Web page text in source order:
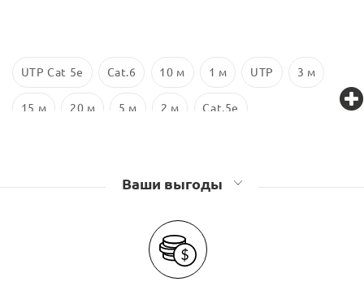
UTP Cat 5e Cat.6 10 м 1 м UTP 3 м
15 м 20 м 5 м 2 м Cat.5e
Ваши выгоды